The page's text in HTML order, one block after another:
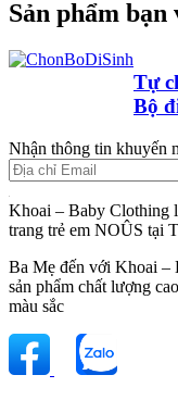
Sản phẩm bạn
Tự
Bộ
Nhận thông tin khuyến
Khoai – Baby Clothing
trang trẻ em NOÛS tại
Ba Mẹ đến với Khoai –
sản phẩm chất lượng
màu sắc